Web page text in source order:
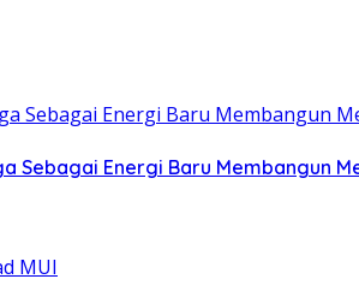
Sebagai Energi Baru Membangun